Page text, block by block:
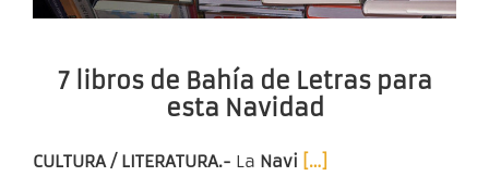
7 libros de Bahía de Letras para
esta Navidad
CULTURA / LITERATURA.- La Navi […]